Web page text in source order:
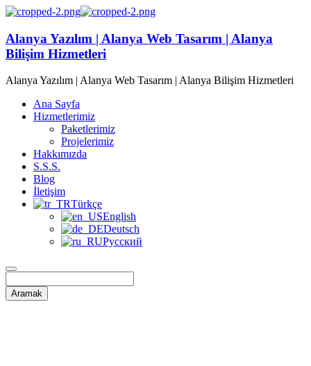
Alanya Yazılım | Alanya Web Tasarım | Alanya
Bilişim Hizmetleri
Alanya Yazılım | Alanya Web Tasarım | Alanya Bilişim Hizmetleri
Ana Sayfa
Hizmetlerimiz
Paketlerimiz
Projelerimiz
Hakkımızda
S.S.S.
Blog
İletişim
Türkçe
English
Deutsch
Русский